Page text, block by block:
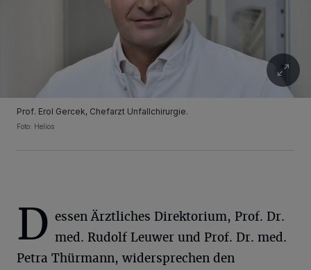
Prof. Erol Gercek, Chefarzt Unfallchirurgie.
Foto: Helios
D essen Ärztliches Direktorium, Prof. Dr.
med. Rudolf Leuwer und Prof. Dr. med.
Petra Thürmann, widersprechen den